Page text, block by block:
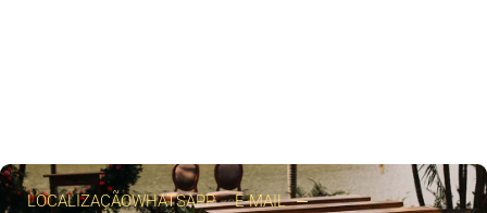
LOCALIZAÇÃOWHATSAPP E-MAIL